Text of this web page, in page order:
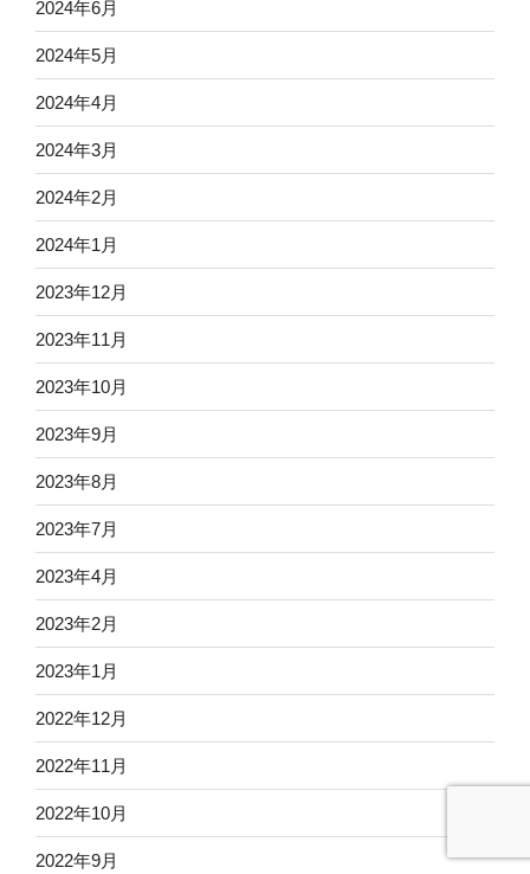
2024年6月
2024年5月
2024年4月
2024年3月
2024年2月
2024年1月
2023年12月
2023年11月
2023年10月
2023年9月
2023年8月
2023年7月
2023年4月
2023年2月
2023年1月
2022年12月
2022年11月
2022年10月
2022年9月